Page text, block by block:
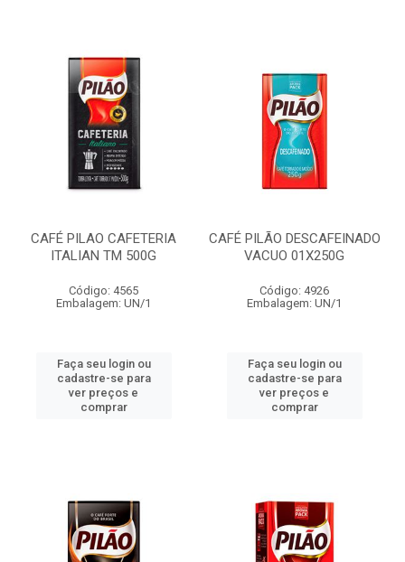
CAFÉ PILAO CAFETERIA
ITALIAN TM 500G
Código: 4565
Embalagem: UN/1
Faça seu login ou
cadastre-se para
ver preços e
comprar
CAFÉ PILÃO DESCAFEINADO
VACUO 01X250G
Código: 4926
Embalagem: UN/1
Faça seu login ou
cadastre-se para
ver preços e
comprar